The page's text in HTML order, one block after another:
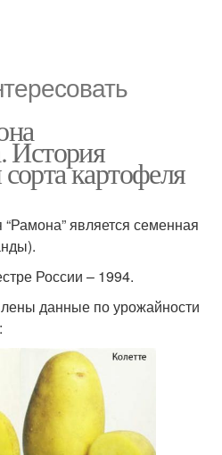
История
картофеля
является семенная
России – 1994.
данные по урожайности